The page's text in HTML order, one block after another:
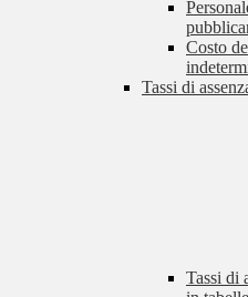
Costo
Tassi di
Tassi di